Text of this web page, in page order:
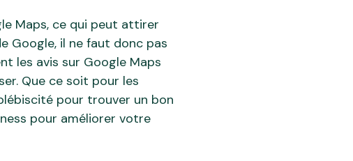
Maps, ce qui peut attirer
Google, il ne faut donc pas
les avis sur Google Maps
Que ce soit pour les
pour trouver un bon
pour améliorer votre